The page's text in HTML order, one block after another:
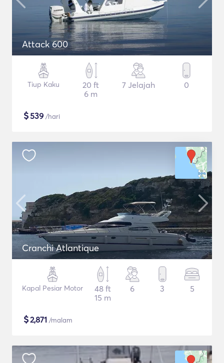
Attack 600
Tiup Kaku
20 ft
6 m
7 Jelajah 0
$539 /hari
Cranchi Atlantique
Kapal Pesiar Motor
48 ft
15 m
6 3 5
$2,871 /malam